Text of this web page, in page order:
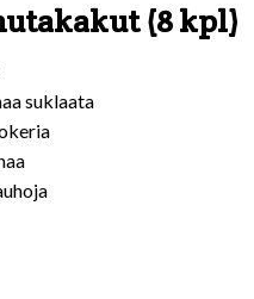
(8 kpl)
suklaata